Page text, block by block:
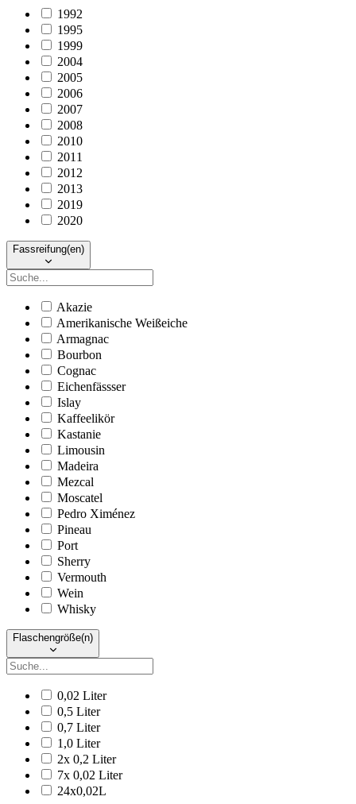
1992
1995
1999
2004
2005
2006
2007
2008
2010
2011
2012
2013
2019
2020
Fassreifung(en)
Akazie
Amerikanische Weißeiche
Armagnac
Bourbon
Cognac
Eichenfässser
Islay
Kaffeelikör
Kastanie
Limousin
Madeira
Mezcal
Moscatel
Pedro Ximénez
Pineau
Port
Sherry
Vermouth
Wein
Whisky
Flaschengröße(n)
0,02 Liter
0,5 Liter
0,7 Liter
1,0 Liter
2x 0,2 Liter
7x 0,02 Liter
24x0,02L